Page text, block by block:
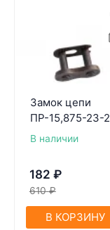
Замок цепи
ПР-15,875-23-2
В наличии
182 ₽
610 ₽
В КОРЗИНУ